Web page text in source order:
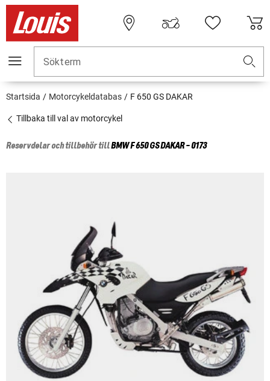
Sökterm
Startsida Motorcykeldatabas F 650 GS DAKAR
Tillbaka till val av motorcykel
Reservdelar och tillbehör tillBMWF 650 GS DAKAR - 0173